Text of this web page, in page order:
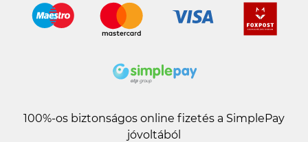
100%-os biztonságos online fizetés a SimplePay
jóvoltából